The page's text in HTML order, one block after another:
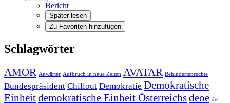
Bericht
Später lesen
Zu Favoriten hinzufügen
Schlagwörter
AMOR Anwärter Aufbruch in neue Zeiten AVATAR Behindertenrechte
Bundespräsident Chillout Demokratie Demokratische
Einheitdemokratische Einheit Österreichsdeoe der